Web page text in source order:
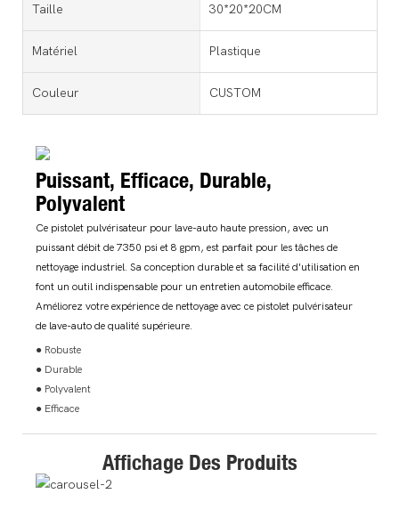
Taille 30*20*20CM
Matériel Plastique
Couleur CUSTOM
Puissant, Efficace, Durable,
Polyvalent
Ce pistolet pulvérisateur pour lave-auto haute pression, avec un
puissant débit de 7350 psi et 8 gpm, est parfait pour les tâches de
nettoyage industriel. Sa conception durable et sa facilité d'utilisation en
font un outil indispensable pour un entretien automobile efficace.
Améliorez votre expérience de nettoyage avec ce pistolet pulvérisateur
de lave-auto de qualité supérieure.
● Robuste
● Durable
● Polyvalent
● Efficace
Affichage Des Produits